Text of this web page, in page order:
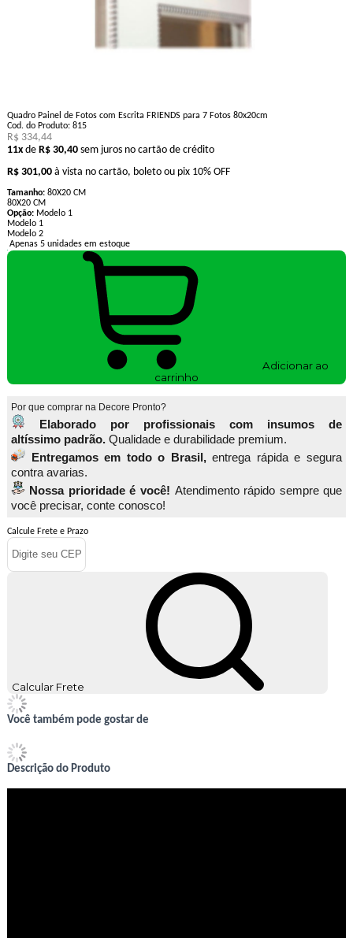
Quadro Painel de Fotos com Escrita FRIENDS para 7 Fotos 80x20cm
Cod. do Produto: 815
R$ 334,44
11xde R$ 30,40 sem juros no cartão de crédito
R$ 301,00 à vista no cartão, boleto ou pix 10% OFF
Tamanho: 80X20 CM
80X20 CM
Opção: Modelo 1
Modelo 1
Modelo 2
Apenas 5 unidades em estoque
Adicionar ao
carrinho
Por que comprar na Decore Pronto?
Elaborado por profissionais com insumos de
altíssimo padrão.Qualidade e durabilidade premium.
Entregamos em todo o Brasil,entrega rápida e segura
contra avarias.
Nossa prioridade é você! Atendimento rápido sempre que
você precisar, conte conosco!
Calcule Frete e Prazo
Calcular Frete
Você também pode gostar de
Descrição do Produto